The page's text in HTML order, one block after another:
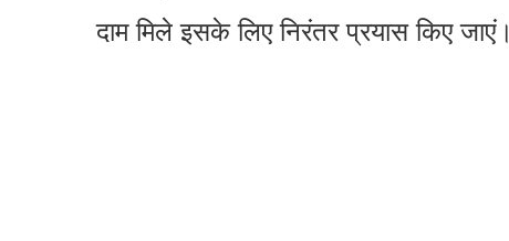
दाम मिले इसके लिए निरंतर प्रयास किए जाएं।